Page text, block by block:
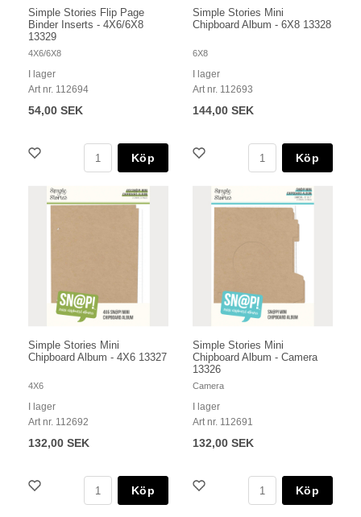
Simple Stories Flip Page
Binder Inserts - 4X6/6X8
13329
4X6/6X8
I lager
Art nr. 112694
54,00 SEK
Köp
Simple Stories Mini
Chipboard Album - 6X8 13328
6X8
I lager
Art nr. 112693
144,00 SEK
Köp
Simple Stories Mini
Chipboard Album - 4X6 13327
4X6
I lager
Art nr. 112692
132,00 SEK
Köp
Simple Stories Mini
Chipboard Album - Camera
13326
Camera
I lager
Art nr. 112691
132,00 SEK
Köp